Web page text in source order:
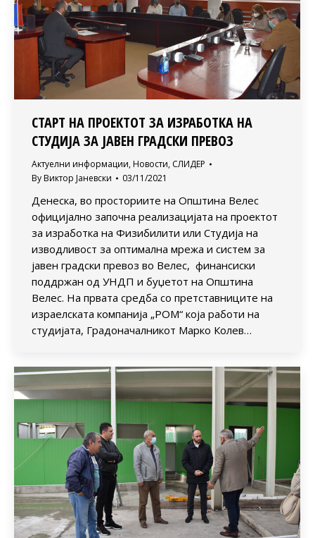
СТАРТ НА ПРОЕКТОТ ЗА ИЗРАБОТКА НА
СТУДИЈА ЗА ЈАВЕН ГРАДСКИ ПРЕВОЗ
Актуелни информации, Новости, СЛИДЕР
By Виктор Јаневски 03/11/2021
Денеска, во просториите на Општина Велес
официјално започна реализацијата на проектот
за изработка на Физибилити или Студија на
изводливост за оптимална мрежа и систем за
јавен градски превоз во Велес, финансиски
поддржан од УНДП и буџетот на Општина
Велес. На првата средба со претставниците на
израелската компанија „РОМ“ која работи на
студијата, Градоначалникот Марко Колев…